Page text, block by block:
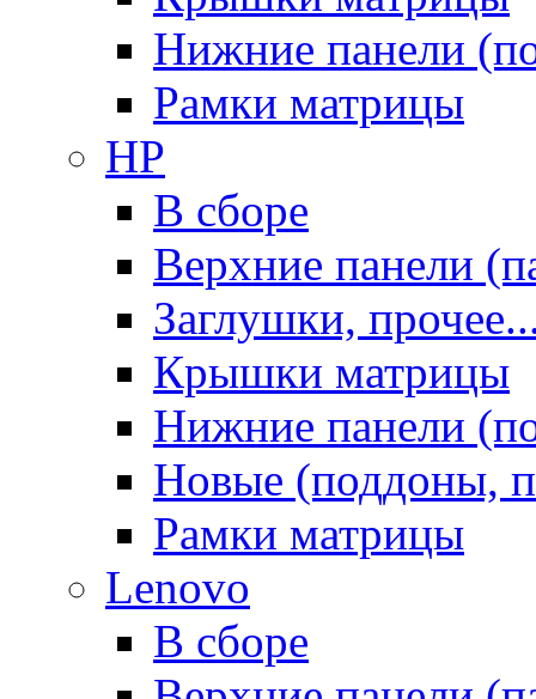
Нижние панели
Рамки матрицы
HP
В сборе
Верхние панели
Заглушки,
Крышки матрицы
Нижние панели
Новые (поддоны,
Рамки матрицы
Lenovo
В сборе